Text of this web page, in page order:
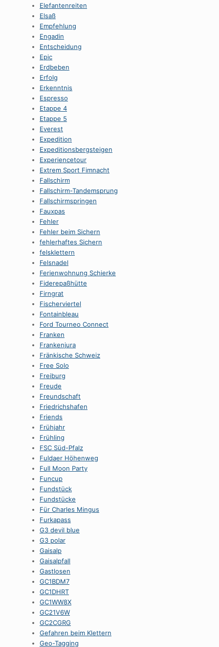
Elefantenreiten
Elsaß
Empfehlung
Engadin
Entscheidung
Epic
Erdbeben
Erfolg
Erkenntnis
Espresso
Etappe 4
Etappe 5
Everest
Expedition
Expeditionsbergsteigen
Experiencetour
Extrem Sport Fimnacht
Fallschirm
Fallschirm-Tandemsprung
Fallschirmspringen
Fauxpas
Fehler
Fehler beim Sichern
fehlerhaftes Sichern
felsklettern
Felsnadel
Ferienwohnung Schierke
Fiderepaßhütte
Firngrat
Fischerviertel
Fontainbleau
Ford Tourneo Connect
Franken
Frankenjura
Fränkische Schweiz
Free Solo
Freiburg
Freude
Freundschaft
Friedrichshafen
Friends
Frühjahr
Frühling
FSC Süd-Pfalz
Fuldaer Höhenweg
Full Moon Party
Funcup
Fundstück
Fundstücke
Für Charles Mingus
Furkapass
G3 devil blue
G3 polar
Gaisalp
Gaisalpfall
Gastlosen
GC1BDM7
GC1DHRT
GC1WW8X
GC21V6W
GC2CGRG
Gefahren beim Klettern
Geo-Tagging